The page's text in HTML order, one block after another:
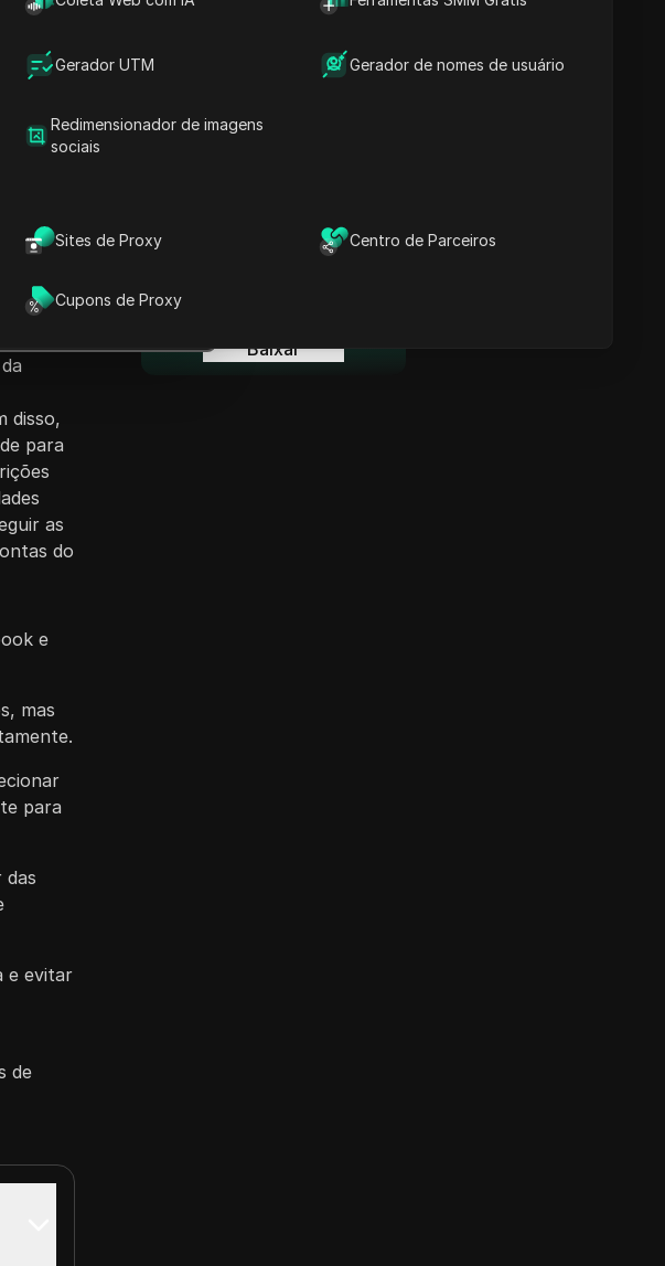
Gerador UTM Gerador de nomes de usuário
Redimensionador de imagens
sociais
Sites de Proxy Centro de Parceiros
Cupons de Proxy
ChatGPT
sobre esta página
no Claude
perguntas sobre esta página
não
que
disso,
para
as
do
e
mas
para
das
e evitar
de
Informações-chave
Palavras-chave do
Perguntas e respostas
O Navegador Anti-detecção
de múltiplas contas segura e
Baixar